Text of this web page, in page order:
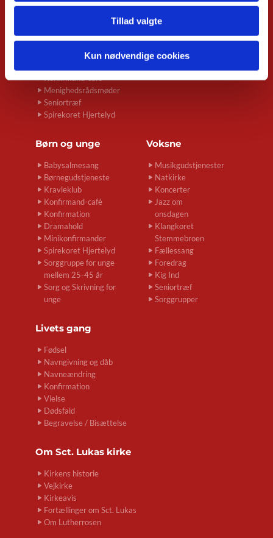
Tillad valgte
Kun nødvendige cookies
Babysalmesang
Konfirmand-café
Menighedsrådsmøder
Seniortræf
Spirekoret Hjertelyd
Børn og unge
Babysalmesang
Børnegudstjeneste
Kravleklub
Konfirmand-café
Konfirmation
Dramahold
Minikonfirmander
Spirekoret Hjertelyd
Sorggruppe for unge
mellem 25-45 år
Sorg og Skrivning for
unge
Voksne
Musikgudstjenester
Natkirke
Koncerter
Jazz om
onsdagen
Klangkoret
Stemmebroen
Fællessang
Foredrag
Kig Ind
Seniortræf
Sorggrupper
Livets gang
Fødsel
Navngivning og dåb
Navneændring
Konfirmation
Vielse
Dødsfald
Begravelse / Bisættelse
Om Sct. Lukas kirke
Kirkens historie
Vejkirke
Kirkeavis
Fortællinger om Sct. Lukas
Om Lutherrosen